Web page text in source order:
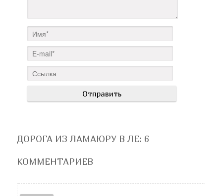
ДОРОГА ИЗ ЛАМАЮРУ В ЛЕ: 6
КОММЕНТАРИЕВ